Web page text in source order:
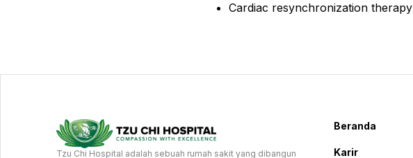
Cardiac resynchronization therapy
Tzu Chi Hospital adalah sebuah rumah sakit yang dibangun
Beranda
Karir